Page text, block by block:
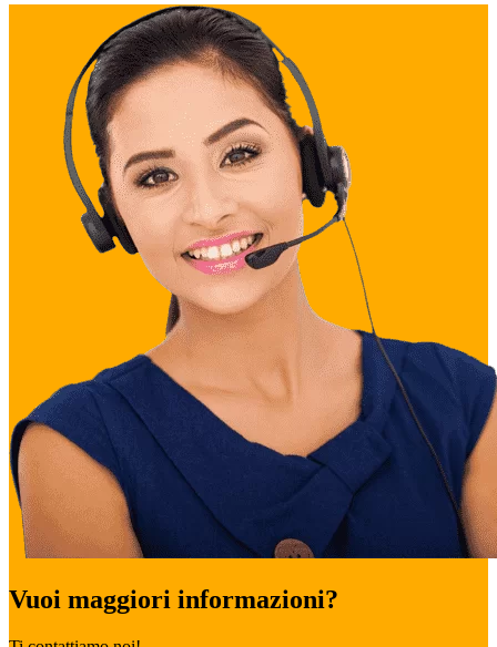
Vuoi maggiori informazioni?